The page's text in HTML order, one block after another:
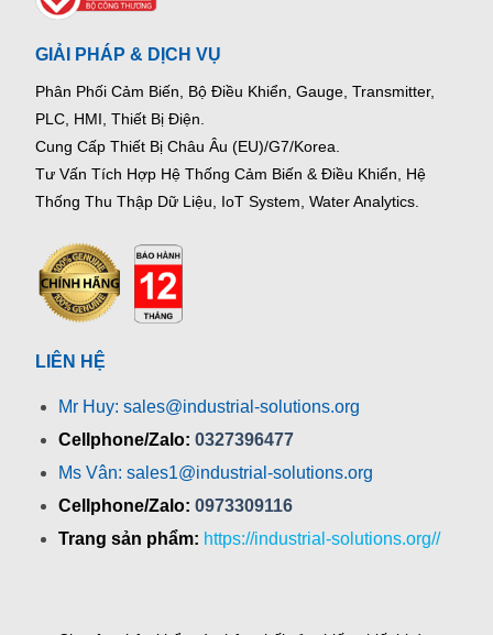
GIẢI PHÁP & DỊCH VỤ
Phân Phối Cảm Biến, Bộ Điều Khiển, Gauge, Transmitter,
PLC, HMI, Thiết Bị Điện.
Cung Cấp Thiết Bị Châu Âu (EU)/G7/Korea.
Tư Vấn Tích Hợp Hệ Thống Cảm Biến & Điều Khiển, Hệ
Thống Thu Thập Dữ Liệu, IoT System, Water Analytics.
LIÊN HỆ
Mr Huy: sales@industrial-solutions.org
Cellphone/Zalo: 0327396477
Ms Vân: sales1@industrial-solutions.org
Cellphone/Zalo: 0973309116
Trang sản phẩm: https://industrial-solutions.org//